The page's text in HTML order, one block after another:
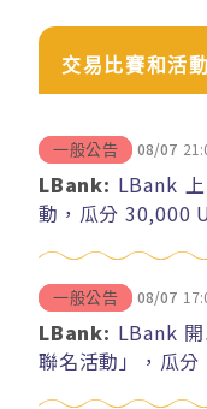
交易比賽和活動
一般公告 08/07
LBank: LBank
動，瓜分 30,000
一般公告 08/07
LBank: LBank
聯名活動」，瓜